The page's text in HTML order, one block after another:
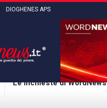
DIOGHENES APS
Le inchieste di WordNews